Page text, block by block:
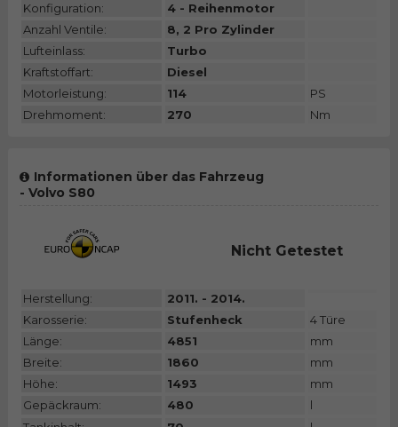
Konfiguration:
4 - Reihenmotor
Anzahl Ventile:
8, 2 Pro Zylinder
Lufteinlass:
Turbo
Kraftstoffart:
Diesel
Motorleistung:
114
PS
Drehmoment:
270 Nm
Informationen über das Fahrzeug
- Volvo S80
Nicht Getestet
Herstellung:
2011. - 2014.
Karosserie:
Stufenheck
4 Türe
Länge:
4851
mm
Breite:
1860
mm
Höhe:
1493
mm
Gepäckraum:
480
l